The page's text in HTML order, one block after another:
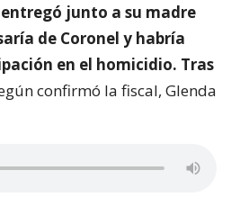
entregó junto a su madre
de Coronel y habría
en el homicidio. Tras
confirmó la fiscal, Glenda